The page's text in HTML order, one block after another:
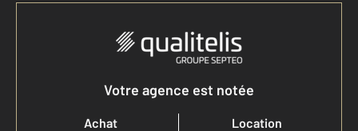
Votre agence est notée
Achat
Location